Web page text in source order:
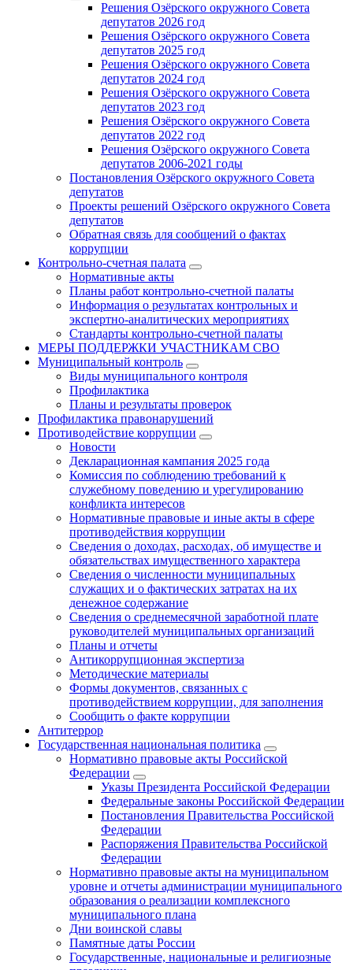
Решения Озёрского окружного Совета
депутатов 2026 год
Решения Озёрского окружного Совета
депутатов 2025 год
Решения Озёрского окружного Совета
депутатов 2024 год
Решения Озёрского окружного Совета
депутатов 2023 год
Решения Озёрского окружного Совета
депутатов 2022 год
Решения Озёрского окружного Совета
депутатов 2006-2021 годы
Постановления Озёрского окружного Совета
депутатов
Проекты решений Озёрского окружного Совета
депутатов
Обратная связь для сообщений о фактах
коррупции
Контрольно-счетная палата
Нормативные акты
Планы работ контрольно-счетной палаты
Информация о результатах контрольных и
экспертно-аналитических мероприятиях
Стандарты контрольно-счетной палаты
МЕРЫ ПОДДЕРЖКИ УЧАСТНИКАМ СВО
Муниципальный контроль
Виды муниципального контроля
Профилактика
Планы и результаты проверок
Профилактика правонарушений
Противодействие коррупции
Новости
Декларационная кампания 2025 года
Комиссия по соблюдению требований к
служебному поведению и урегулированию
конфликта интересов
Нормативные правовые и иные акты в сфере
противодействия коррупции
Сведения о доходах, расходах, об имуществе и
обязательствах имущественного характера
Сведения о численности муниципальных
служащих и о фактических затратах на их
денежное содержание
Сведения о среднемесячной заработной плате
руководителей муниципальных организаций
Планы и отчеты
Антикоррупционная экспертиза
Методические материалы
Формы документов, связанных с
противодействием коррупции, для заполнения
Сообщить о факте коррупции
Антитеррор
Государственная национальная политика
Нормативно правовые акты Российской
Федерации
Указы Президента Российской Федерации
Федеральные законы Российской Федерации
Постановления Правительства Российской
Федерации
Распоряжения Правительства Российской
Федерации
Нормативно правовые акты на муниципальном
уровне и отчеты администрации муниципального
образования о реализации комплексного
муниципального плана
Дни воинской славы
Памятные даты России
Государственные, национальные и религиозные